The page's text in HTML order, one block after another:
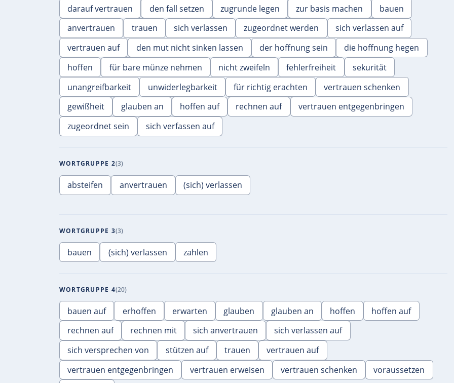
darauf vertrauen
den fall setzen zugrunde legen zur basis machen
bauen
anvertrauen
trauen sich verlassen zugeordnet werden
sich verlassen auf
vertrauen auf
den mut nicht sinken lassen der hoffnung sein
die hoffnung hegen
hoffen
für bare münze nehmen nicht zweifeln fehlerfreiheit
sekurität
unangreifbarkeit
unwiderlegbarkeit für richtig erachten
vertrauen schenken
gewißheit
glauben an hoffen auf rechnen auf
vertrauen entgegenbringen
zugeordnet sein
sich verfassen auf
WORTGRUPPE 2 3
absteifen anvertrauen (sich) verlassen
WORTGRUPPE 3 3
bauen (sich) verlassen zahlen
WORTGRUPPE 4 20
bauen auf erhoffen erwarten glauben glauben an hoffen
hoffen auf
rechnen auf
rechnen mit sich anvertrauen
sich verlassen auf
sich versprechen von
stützen auf trauen
vertrauen auf
vertrauen entgegenbringen
vertrauen erweisen vertrauen schenken
voraussetzen